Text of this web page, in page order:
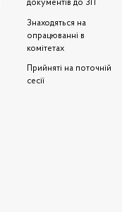
документів до ЗП
Знаходяться на
опрацюванні в
комітетах
Прийняті на поточній
сесії